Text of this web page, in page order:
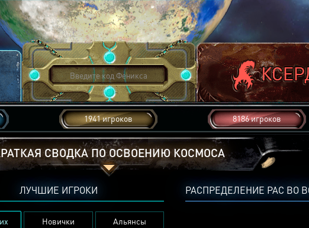
1941 игроков 8186 игроков
СВОДКА ПО ОСВОЕНИЮ КОСМОСА
РАСПРЕДЕЛЕНИЕ РАС ВО
ЛУЧШИЕ ИГРОКИ
Новички Альянсы